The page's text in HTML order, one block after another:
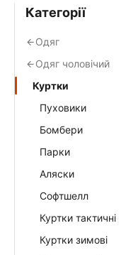
Категорії
Одяг
Одяг чоловічий
Куртки
Пуховики
Бомбери
Парки
Аляски
Софтшелл
Куртки тактичні
Куртки зимові